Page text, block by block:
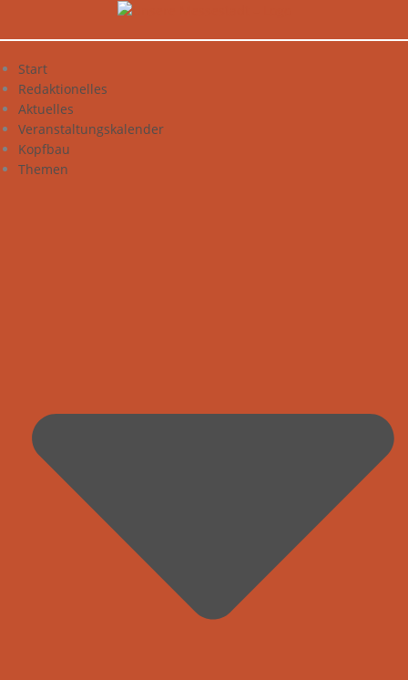
Start
Redaktionelles
Aktuelles
Veranstaltungskalender
Kopfbau
Themen